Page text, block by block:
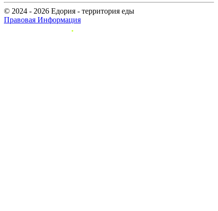
© 2024 - 2026 Едория - территория еды
Правовая Информация